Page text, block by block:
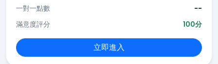
一對一點數
--
滿意度評分
100分
立即進入